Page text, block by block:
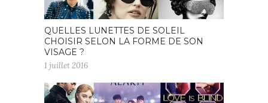
QUELLES LUNETTES DE SOLEIL
CHOISIR SELON LA FORME DE SON
VISAGE ?
1 juillet 2016